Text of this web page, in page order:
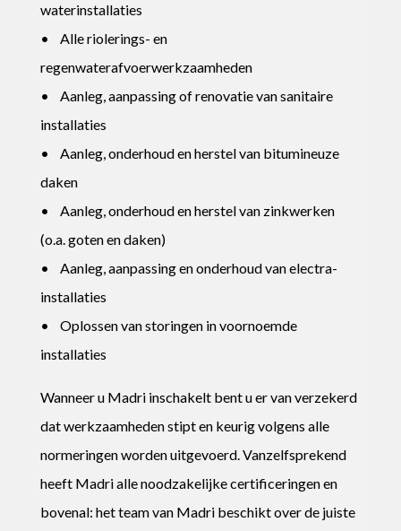
waterinstallaties
• Alle riolerings- en
regenwaterafvoerwerkzaamheden
• Aanleg, aanpassing of renovatie van sanitaire
installaties
• Aanleg, onderhoud en herstel van bitumineuze
daken
• Aanleg, onderhoud en herstel van zinkwerken
(o.a. goten en daken)
• Aanleg, aanpassing en onderhoud van electra-
installaties
• Oplossen van storingen in voornoemde
installaties
Wanneer u Madri inschakelt bent u er van verzekerd
dat werkzaamheden stipt en keurig volgens alle
normeringen worden uitgevoerd. Vanzelfsprekend
heeft Madri alle noodzakelijke certificeringen en
bovenal: het team van Madri beschikt over de juiste